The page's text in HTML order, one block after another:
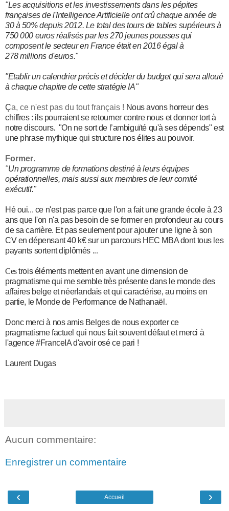
"Les acquisitions et les investissements dans les pépites
françaises de l'Intelligence Artificielle ont crû chaque année de
30 à 50% depuis 2012. Le total des tours de tables supérieurs à
750 000 euros réalisés par les 270 jeunes pousses qui
composent le secteur en France était en 2016 égal à
278 millions d'euros."
"Etablir un calendrier précis et décider du budget qui sera alloué
à chaque chapitre de cette stratégie IA"
Ça, ce n'est pas du tout français ! Nous avons horreur des
chiffres : ils pourraient se retourner contre nous et donner tort à
notre discours. "On ne sort de l’ambiguïté qu'à ses dépends" est
une phrase mythique qui structure nos élites au pouvoir.
Former.
"Un programme de formations destiné à leurs équipes
opérationnelles, mais aussi aux membres de leur comité
exécutif."
Hé oui... ce n'est pas parce que l'on a fait une grande école à 23
ans que l'on n'a pas besoin de se former en profondeur au cours
de sa carrière. Et pas seulement pour ajouter une ligne à son
CV en dépensant 40 k€ sur un parcours HEC MBA dont tous les
payants sortent diplômés ...
Cestrois éléments mettent en avant une dimension de
pragmatisme qui me semble très présente dans le monde des
affaires belge et néerlandais et qui caractérise, au moins en
partie, le Monde de Performance de Nathanaël .
Donc merci à nos amis Belges de nous exporter ce
pragmatisme factuel qui nous fait souvent défaut et merci à
l'agence #FranceIA d'avoir osé ce pari !
Laurent Dugas
Aucun commentaire:
Enregistrer un commentaire
‹ ›
Accueil